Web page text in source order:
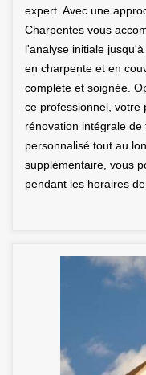
expert. Avec une
Charpentes vous
l'analyse initiale
en charpente et en
complète et soignée.
ce professionnel, votre
rénovation intégrale
personnalisé tout au
supplémentaire, vous
pendant les horaires de